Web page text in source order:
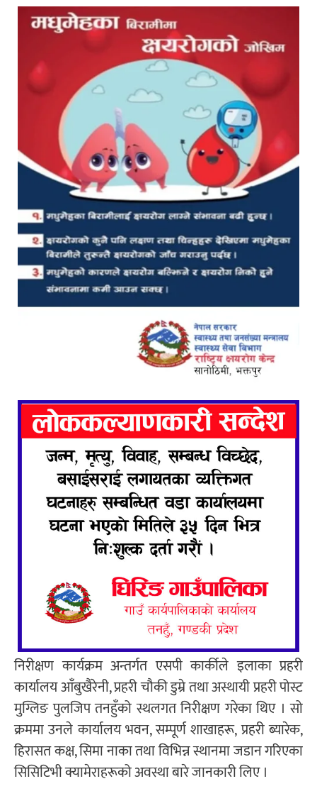
निरीक्षण कार्यक्रम अन्तर्गत एसपी कार्कीले इलाका प्रहरी
कार्यालय आँबुखैरेनी, प्रहरी चौकी डुम्रे तथा अस्थायी प्रहरी पोस्ट
मुग्लिङ पुलजिप तनहुँको स्थलगत निरीक्षण गरेका थिए । सो
क्रममा उनले कार्यालय भवन, सम्पूर्ण शाखाहरू, प्रहरी ब्यारेक,
हिरासत कक्ष, सिमा नाका तथा विभिन्न स्थानमा जडान गरिएका
सिसिटिभी क्यामेराहरूको अवस्था बारे जानकारी लिए ।